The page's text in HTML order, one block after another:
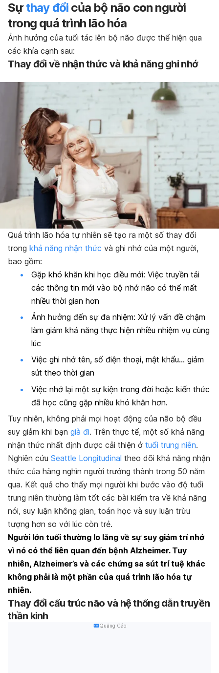
Sựthay đổi của bộ não con người
trong quá trình lão hóa
Ảnh hưởng của tuổi tác lên bộ não được thể hiện qua
các khía cạnh sau:
Thay đổi về nhận thức và khả năng ghi nhớ
Quá trình lão hóa tự nhiên sẽ tạo ra một số thay đổi
trong khả năng nhận thức và ghi nhớ của một người,
bao gồm:
Gặp khó khăn khi học điều mới: Việc truyền tải
các thông tin mới vào bộ nhớ não có thể mất
nhiều thời gian hơn
Ảnh hưởng đến sự đa nhiệm: Xử lý vấn đề chậm
làm giảm khả năng thực hiện nhiều nhiệm vụ cùng
lúc
Việc ghi nhớ tên, số điện thoại, mật khẩu… giảm
sút theo thời gian
Việc nhớ lại một sự kiện trong đời hoặc kiến thức
đã học cũng gặp nhiều khó khăn hơn.
Tuy nhiên, không phải mọi hoạt động của não bộ đều
suy giảm khi bạn già đi. Trên thực tế, một số khả năng
nhận thức nhất định được cải thiện ở tuổi trung niên.
Nghiên cứu Seattle Longitudinal theo dõi khả năng nhận
thức của hàng nghìn người trưởng thành trong 50 năm
qua. Kết quả cho thấy mọi người khi bước vào độ tuổi
trung niên thường làm tốt các bài kiểm tra về khả năng
nói, suy luận không gian, toán học và suy luận trừu
tượng hơn so với lúc còn trẻ.
Người lớn tuổi thường lo lắng về sự suy giảm trí nhớ
vì nó có thể liên quan đến bệnh Alzheimer. Tuy
nhiên, Alzheimer’s và các chứng sa sút trí tuệ khác
không phải là một phần của quá trình lão hóa tự
nhiên.
Thay đổi cấu trúc não và hệ thống dẫn truyền
thần kinh
Quảng Cáo